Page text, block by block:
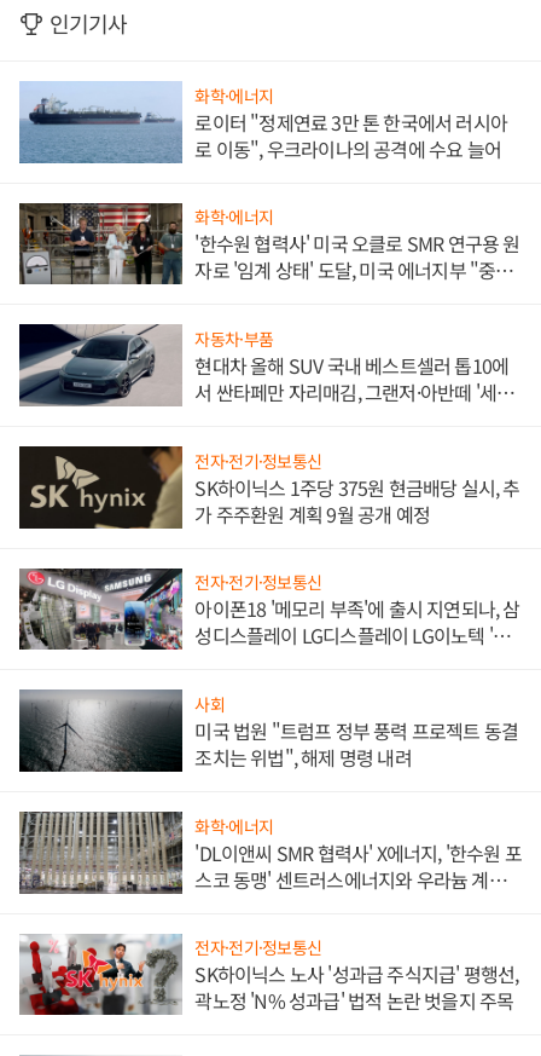
인기기사
화학·에너지
로이터 "정제연료 3만 톤 한국에서 러시아
로 이동", 우크라이나의 공격에 수요 늘어
화학·에너지
'한수원 협력사' 미국 오클로 SMR 연구용 원
자로 '임계 상태' 도달, 미국 에너지부 "중요
자동차·부품
현대차 올해 SUV 국내 베스트셀러 톱10에
서 싼타페만 자리매김, 그랜저·아반떼 '세단
전자·전기·정보통신
SK하이닉스 1주당 375원 현금배당 실시, 추
가 주주환원 계획 9월 공개 예정
전자·전기·정보통신
아이폰18 '메모리 부족'에 출시 지연되나, 삼
성디스플레이 LG디스플레이 LG이노텍 '탈
사회
미국 법원 "트럼프 정부 풍력 프로젝트 동결
조치는 위법", 해제 명령 내려
화학·에너지
'DL이앤씨 SMR 협력사' X에너지, '한수원 포
스코 동맹' 센트러스에너지와 우라늄 계약
전자·전기·정보통신
SK하이닉스 노사 '성과급 주식지급' 평행선,
곽노정 'N% 성과급' 법적 논란 벗을지 주목